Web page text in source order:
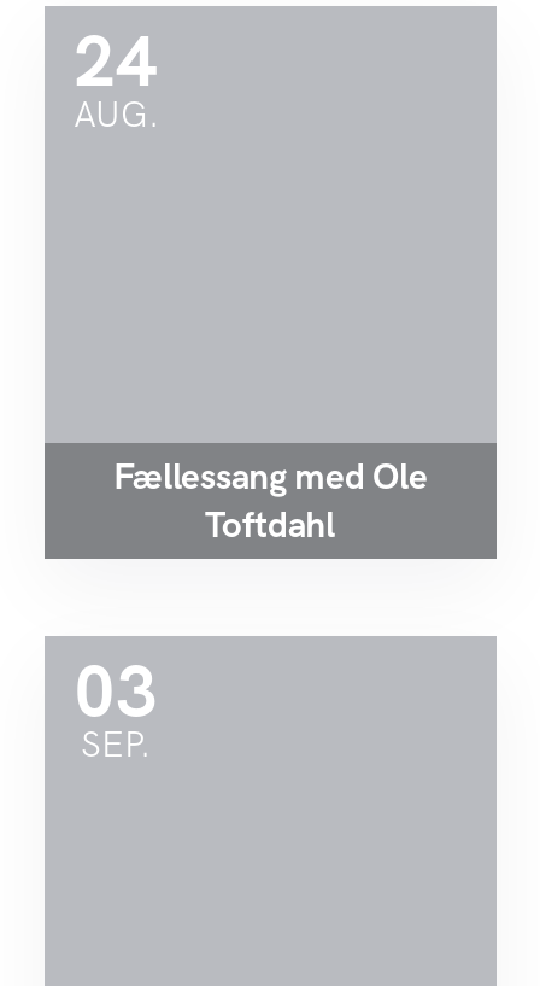
24
AUG.
Fællessang med Ole
Toftdahl
03
SEP.